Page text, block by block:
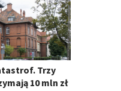
Trzy
10 mln zł